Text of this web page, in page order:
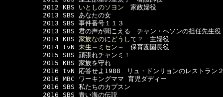
2012 KBS いとしのソヨン 家政婦役
2013 SBS あなたの女
2013 SBS 事件番号１１３
2013 SBS 君の声が聞こえる　チャン・ヘソンの担任先生役
2014 KBS 家族なのにどうして？
主婦役
2014 tvN 未生～ミセン～
保育園園長役
2015 SBS 頑張れチャンミ！
2015 KBS 家族を守れ
2016 tvN 応答せよ1988　リュ・ドンリョンのレストラン２
2016 MBC ワーキングママ 育児ダディー
2016 SBS 私たちのカプスン
2016 SBS 青い海の伝説